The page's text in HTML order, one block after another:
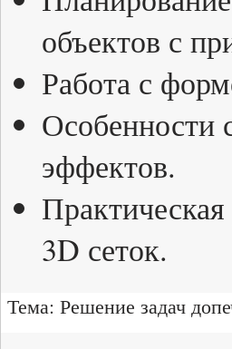
объектов с
Работа с
Особенности
эффектов.
3D сеток.
Тема: Решение задач